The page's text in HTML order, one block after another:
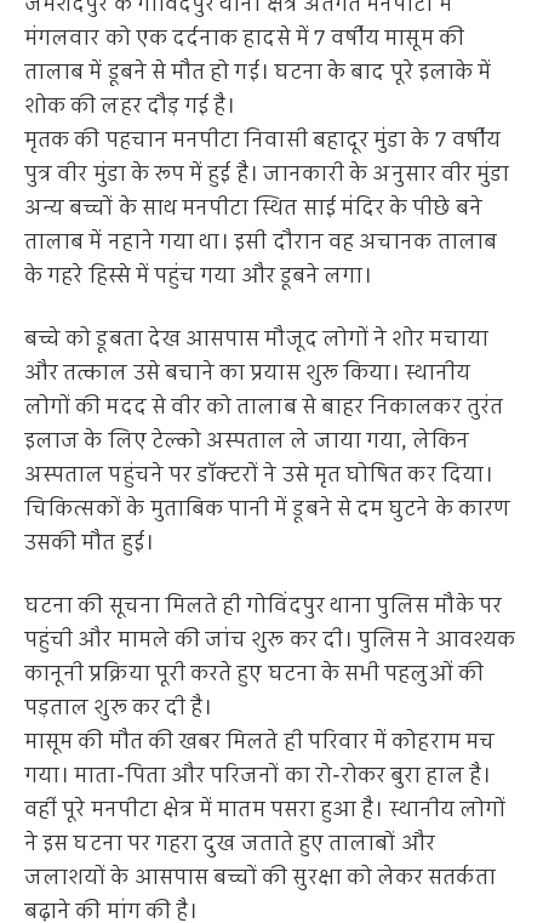
मंगलवार को एक दर्दनाक हादसे में 7 वर्षीय मासूम की
तालाब में डूबने से मौत हो गई। घटना के बाद पूरे इलाके में
शोक की लहर दौड़ गई है।
मृतक की पहचान मनपीटा निवासी बहादूर मुंडा के 7 वर्षीय
पुत्र वीर मुंडा के रूप में हुई है। जानकारी के अनुसार वीर मुंडा
अन्य बच्चों के साथ मनपीटा स्थित साई मंदिर के पीछे बने
तालाब में नहाने गया था। इसी दौरान वह अचानक तालाब
के गहरे हिस्से में पहुंच गया और डूबने लगा।
बच्चे को डूबता देख आसपास मौजूद लोगों ने शोर मचाया
और तत्काल उसे बचाने का प्रयास शुरू किया। स्थानीय
लोगों की मदद से वीर को तालाब से बाहर निकालकर तुरंत
इलाज के लिए टेल्को अस्पताल ले जाया गया, लेकिन
अस्पताल पहुंचने पर डॉक्टरों ने उसे मृत घोषित कर दिया।
चिकित्सकों के मुताबिक पानी में डूबने से दम घुटने के कारण
उसकी मौत हुई।
घटना की सूचना मिलते ही गोविंदपुर थाना पुलिस मौके पर
पहुंची और मामले की जांच शुरू कर दी। पुलिस ने आवश्यक
कानूनी प्रक्रिया पूरी करते हुए घटना के सभी पहलुओं की
पड़ताल शुरू कर दी है।
मासूम की मौत की खबर मिलते ही परिवार में कोहराम मच
गया। माता-पिता और परिजनों का रो-रोकर बुरा हाल है।
वहीं पूरे मनपीटा क्षेत्र में मातम पसरा हुआ है। स्थानीय लोगों
ने इस घटना पर गहरा दुख जताते हुए तालाबों और
जलाशयों के आसपास बच्चों की सुरक्षा को लेकर सतर्कता
बढ़ाने की मांग की है।